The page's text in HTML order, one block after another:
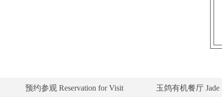
预约参观 Reservation for Visit